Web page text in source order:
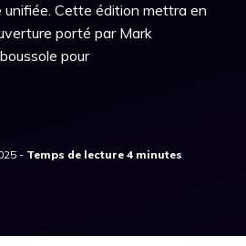
unifiée. Cette édition mettra en
porté par Mark
pour
-